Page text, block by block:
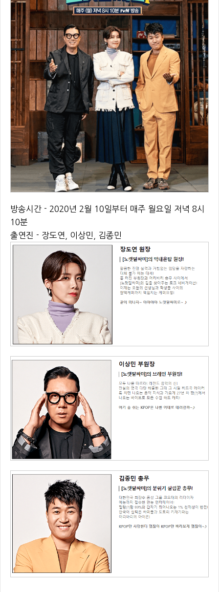
방송시간 - 2020년 2월 10일부터 매주 월요일 저녁 8시
10분
출연진 - 장도연, 이상민, 김종민